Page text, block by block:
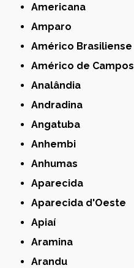
Americana
Amparo
Américo Brasiliense
Américo de Campos
Analândia
Andradina
Angatuba
Anhembi
Anhumas
Aparecida
Aparecida d'Oeste
Apiaí
Aramina
Arandu